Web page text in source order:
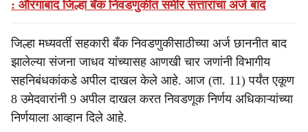
: औरंगाबाद जिल्हा बँक निवडणुकीत समीर सत्तारांचा अर्ज बाद
जिल्हा मध्यवर्ती सहकारी बँक निवडणुकीसाठीच्या अर्ज छाननीत बाद
झालेल्या संजना जाधव यांच्यासह आणखी चार जणांनी विभागीय
सहनिबंधकांकडे अपील दाखल केले आहे. आज (ता. 11) पर्यंत एकूण
8 उमेदवारांनी 9 अपील दाखल करत निवडणूक निर्णय अधिकाऱ्यांच्या
निर्णयाला आव्हान दिले आहे.